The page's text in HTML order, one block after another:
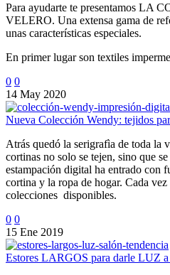
Para ayudarte te presentamos LA
VELERO. Una extensa gama de
unas características especiales.
En primer lugar son textiles
0 0
14 May 2020
Nueva Colección Wendy: tejidos
Atrás quedó la serigrafìa de toda la
cortinas no solo se tejen, sino que
estampación digital ha entrado con
cortina y la ropa de hogar. Cada vez
colecciones disponibles.
0 0
15 Ene 2019
Estores LARGOS para darle LUZ a